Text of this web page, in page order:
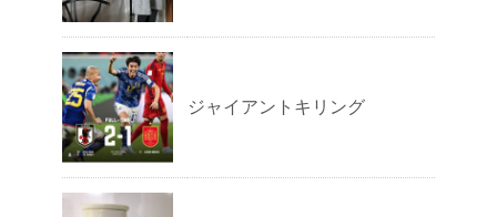
ジャイアントキリング